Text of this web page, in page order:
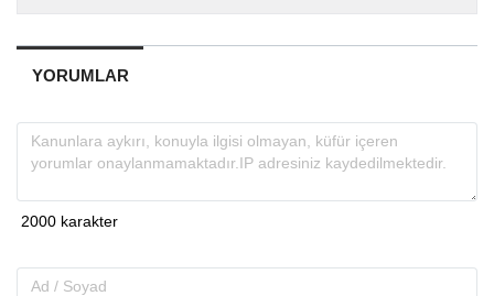
gelişmeleri okuyuculara...
YORUMLAR